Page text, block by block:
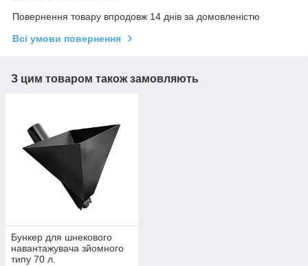
Повернення товару впродовж 14 днів за домовленістю
Всі умови повернення
З цим товаром також замовляють
Бункер для шнекового
навантажувача зйомного
типу 70 л.